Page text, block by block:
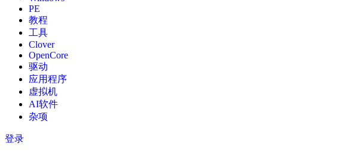
PE
教程
工具
Clover
OpenCore
驱动
应用程序
虚拟机
AI软件
杂项
登录